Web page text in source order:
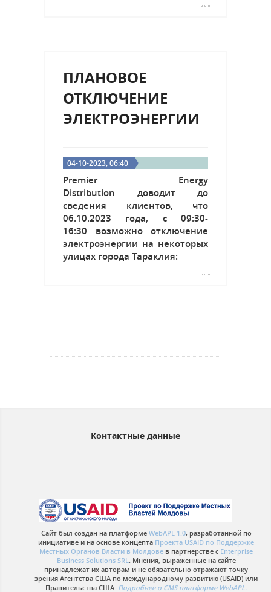
ПЛАНОВОЕ
ОТКЛЮЧЕНИЕ
ЭЛЕКТРОЭНЕРГИИ
04-10-2023, 06:40
Premier Energy
Distribution доводит до
сведения клиентов, что
06.10.2023 года, с 09:30-
16:30 возможно отключение
электроэнергии на некоторых
улицах города Тараклия:
Контактные данные
Сайт был создан на платформе WebAPL 1.0, разработанной по
инициативе и на основе концепта Проекта USAID по Поддержке
Местных Органов Власти в Молдове в партнерстве с Enterprise
Business Solutions SRL. Мнения, выраженные на сайте
принадлежат их авторам и не обязательно отражают точку
зрения Агентства США по международному развитию (USAID) или
Правительства США. Подробнее о CMS платформе WebAPL.